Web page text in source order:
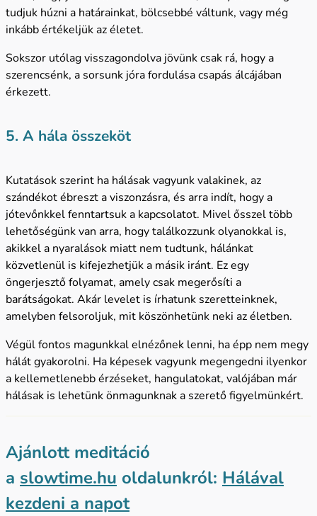
tudjuk húzni a határainkat, bölcsebbé váltunk, vagy még
inkább értékeljük az életet.
Sokszor utólag visszagondolva jövünk csak rá, hogy a
szerencsénk, a sorsunk jóra fordulása csapás álcájában
érkezett.
5. A hála összeköt
Kutatások szerint ha hálásak vagyunk valakinek, az
szándékot ébreszt a viszonzásra, és arra indít, hogy a
jótevőnkkel fenntartsuk a kapcsolatot. Mivel ősszel több
lehetőségünk van arra, hogy találkozzunk olyanokkal is,
akikkel a nyaralások miatt nem tudtunk, hálánkat
közvetlenül is kifejezhetjük a másik iránt. Ez egy
öngerjesztő folyamat, amely csak megerősíti a
barátságokat. Akár levelet is írhatunk szeretteinknek,
amelyben felsoroljuk, mit köszönhetünk neki az életben.
Végül fontos magunkkal elnézőnek lenni, ha épp nem megy
hálát gyakorolni. Ha képesek vagyunk megengedni ilyenkor
a kellemetlenebb érzéseket, hangulatokat, valójában már
hálásak is lehetünk önmagunknak a szerető figyelmünkért.
Ajánlott meditáció
a slowtime.hu oldalunkról: Hálával
kezdeni a napot